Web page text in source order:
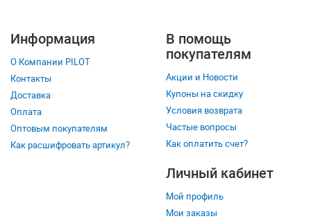
Информация
О Компании PILOT
Контакты
Доставка
Оплата
Оптовым покупателям
Как расшифровать артикул?
В помощь
покупателям
Акции и Новости
Купоны на скидку
Условия возврата
Частые вопросы
Как оплатить счет?
Личный кабинет
Мой профиль
Мои заказы